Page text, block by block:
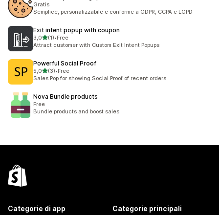
Gratis
Semplice, personalizzabile e conforme a GDPR, CCPA e LGPD
Exit intent popup with coupon
3,0stelle su 5
(1)
1 recensioni totali
•Free
Attract customer with Custom Exit Intent Popups
Powerful Social Proof
5,0stelle su 5
(3)
3 recensioni totali
•Free
Sales Pop for showing Social Proof of recent orders
Nova Bundle products
Free
Bundle products and boost sales
Categorie di app Categorie principali